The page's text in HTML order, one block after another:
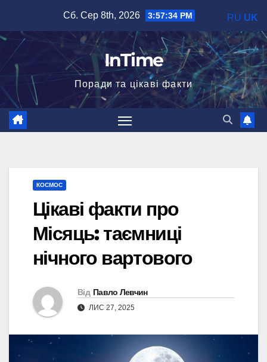
вмісту
Сб. Сер 8th, 2026 3:57:35 PM
InTime
Поради та цікаві факти
КОСМОС
Цікаві факти про
Місяць: таємниці
нічного вартового
Від Павло Левчин
ЛИС 27, 2025
RU UK